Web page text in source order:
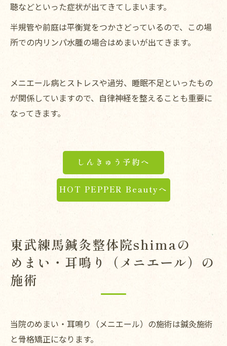
聴などといった症状が出てきてしまいます。
半規管や前庭は平衡覚をつかさどっているので、この場
所での内リンパ水腫の場合はめまいが出てきます。
メニエール病とストレスや過労、睡眠不足といったもの
が関係していますので、自律神経を整えることも重要に
なってきます。
しんきゅう予約へ
HOT PEPPER Beautyへ
東武練馬鍼灸整体院shimaの
めまい・耳鳴り（メニエール）の
施術
当院のめまい・耳鳴り（メニエール）の施術は鍼灸施術
と骨格矯正になります。